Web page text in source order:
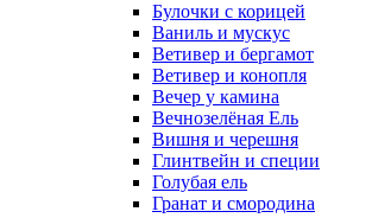
Булочки с корицей
Ваниль и мускус
Ветивер и бергамот
Ветивер и конопля
Вечер у камина
Вечнозелёная Ель
Вишня и черешня
Глинтвейн и специи
Голубая ель
Гранат и смородина